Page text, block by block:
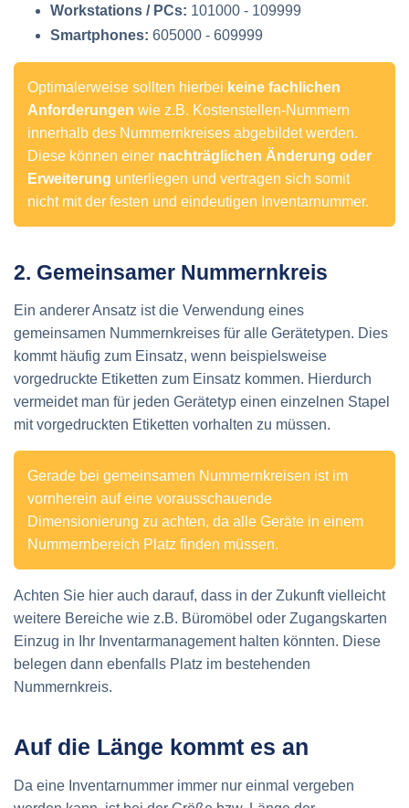
Workstations / PCs: 101000 - 109999
Smartphones: 605000 - 609999
Optimalerweise sollten hierbei keine fachlichen
Anforderungen wie z.B. Kostenstellen-Nummern
innerhalb des Nummernkreises abgebildet werden.
Diese können einer nachträglichen Änderung oder
Erweiterung unterliegen und vertragen sich somit
nicht mit der festen und eindeutigen Inventarnummer.
2. Gemeinsamer Nummernkreis
Ein anderer Ansatz ist die Verwendung eines
gemeinsamen Nummernkreises für alle Gerätetypen. Dies
kommt häufig zum Einsatz, wenn beispielsweise
vorgedruckte Etiketten zum Einsatz kommen. Hierdurch
vermeidet man für jeden Gerätetyp einen einzelnen Stapel
mit vorgedruckten Etiketten vorhalten zu müssen.
Gerade bei gemeinsamen Nummernkreisen ist im
vornherein auf eine vorausschauende
Dimensionierung zu achten, da alle Geräte in einem
Nummernbereich Platz finden müssen.
Achten Sie hier auch darauf, dass in der Zukunft vielleicht
weitere Bereiche wie z.B. Büromöbel oder Zugangskarten
Einzug in Ihr Inventarmanagement halten könnten. Diese
belegen dann ebenfalls Platz im bestehenden
Nummernkreis.
Auf die Länge kommt es an
Da eine Inventarnummer immer nur einmal vergeben